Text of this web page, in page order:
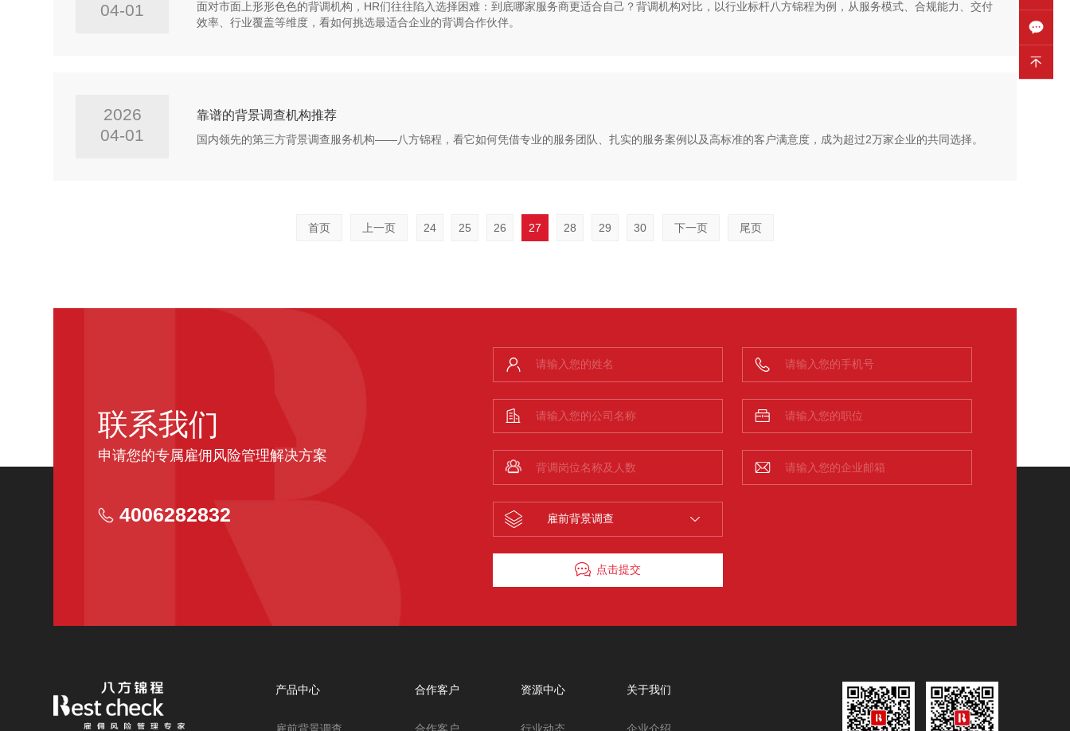
04-01
面对市面上形形色色的背调机构，HR们往往陷入选择困难：到底哪家服务商更适合自己？背调机构对比，以行业标杆八方锦程为例，从服务模式、合规能力、交付
效率、行业覆盖等维度，看如何挑选最适合企业的背调合作伙伴。
2026
04-01
靠谱的背景调查机构推荐
国内领先的第三方背景调查服务机构——八方锦程，看它如何凭借专业的服务团队、扎实的服务案例以及高标准的客户满意度，成为超过2万家企业的共同选择。
首页 上一页 24 25 26 27 28 29 30 下一页 尾页
联系我们
申请您的专属雇佣风险管理解决方案
4006282832 雇前背景调查
点击提交
产品中心 合作客户 资源中心 关于我们